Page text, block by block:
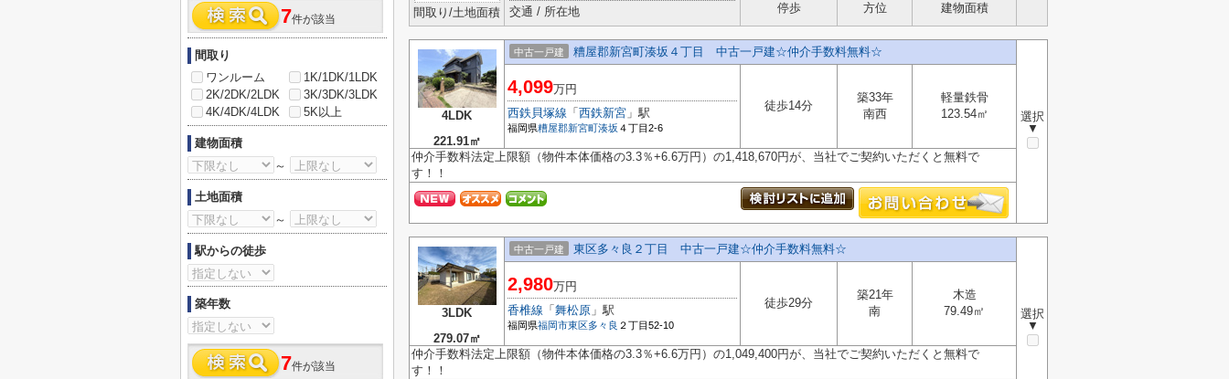
間取り/土地面積
交通 / 所在地
停歩
方位
建物面積
4LDK
221.91㎡
中古一戸建 糟屋郡新宮町湊坂４丁目 中古一戸建☆仲介手数料無料☆
選択
▼
4,099万円
西鉄貝塚線 「 西鉄新宮 」駅
福岡県糟屋郡新宮町湊坂 ４丁目2-6
徒歩14分
築33年
南西
軽量鉄骨
123.54㎡
仲介手数料法定上限額（物件本体価格の3.3％+6.6万円）の1,418,670円が、当社でご契約いただくと無料で
す！！
3LDK
279.07㎡
中古一戸建 東区多々良２丁目 中古一戸建☆仲介手数料無料☆
選択
▼
2,980万円
香椎線 「 舞松原 」駅
福岡県福岡市東区 多々良 ２丁目52-10
徒歩29分
築21年
南
木造
79.49㎡
仲介手数料法定上限額（物件本体価格の3.3％+6.6万円）の1,049,400円が、当社でご契約いただくと無料で
す！！
7件が該当
間取り
ワンルーム
1K/1DK/1LDK
2K/2DK/2LDK
3K/3DK/3LDK
4K/4DK/4LDK
5K以上
建物面積
～
土地面積
～
駅からの徒歩
築年数
7件が該当